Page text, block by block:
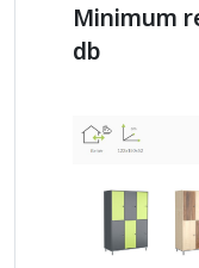
Minimum
db